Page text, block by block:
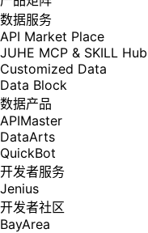
数据服务
API Market Place
JUHE MCP & SKILL Hub
Customized Data
Data Block
数据产品
APIMaster
DataArts
QuickBot
开发者服务
Jenius
开发者社区
BayArea